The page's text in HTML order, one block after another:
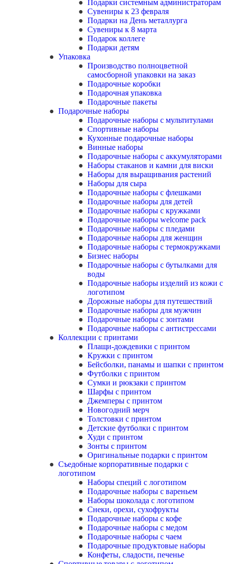
Подарки системным администраторам
Сувениры к 23 февраля
Подарки на День металлурга
Сувениры к 8 марта
Подарок коллеге
Подарки детям
Упаковка
Производство полноцветной
самосборной упаковки на заказ
Подарочные коробки
Подарочная упаковка
Подарочные пакеты
Подарочные наборы
Подарочные наборы с мультитулами
Спортивные наборы
Кухонные подарочные наборы
Винные наборы
Подарочные наборы с аккумуляторами
Наборы стаканов и камни для виски
Наборы для выращивания растений
Наборы для сыра
Подарочные наборы с флешками
Подарочные наборы для детей
Подарочные наборы с кружками
Подарочные наборы welcome pack
Подарочные наборы с пледами
Подарочные наборы для женщин
Подарочные наборы с термокружками
Бизнес наборы
Подарочные наборы с бутылками для
воды
Подарочные наборы изделий из кожи с
логотипом
Дорожные наборы для путешествий
Подарочные наборы для мужчин
Подарочные наборы с зонтами
Подарочные наборы с антистрессами
Коллекции с принтами
Плащи-дождевики с принтом
Кружки с принтом
Бейсболки, панамы и шапки с принтом
Футболки с принтом
Сумки и рюкзаки с принтом
Шарфы с принтом
Джемперы с принтом
Новогодний мерч
Толстовки с принтом
Детские футболки с принтом
Худи с принтом
Зонты с принтом
Оригинальные подарки с принтом
Съедобные корпоративные подарки с
логотипом
Наборы специй с логотипом
Подарочные наборы с вареньем
Наборы шоколада с логотипом
Снеки, орехи, сухофрукты
Подарочные наборы с кофе
Подарочные наборы с медом
Подарочные наборы с чаем
Подарочные продуктовые наборы
Конфеты, сладости, печенье